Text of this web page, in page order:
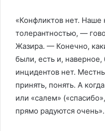
«Конфликтов нет. Наше
толерантностью, —
Жазира. — Конечно,
были, есть и, наверное,
инцидентов нет.
принять, понять. А
или «салем»
прямо радуются очень».